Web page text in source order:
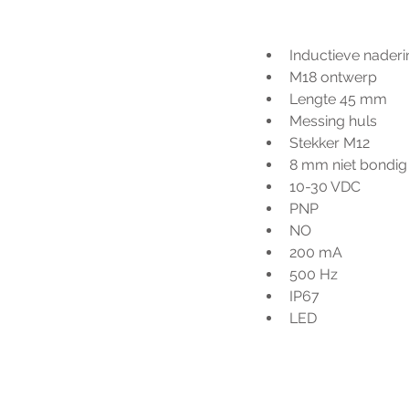
Inductieve
M18 ontwerp
Lengte 45 mm
Messing huls
Stekker M12
8 mm niet bondig
10-30 VDC
PNP
NO
200 mA
500 Hz
IP67
LED